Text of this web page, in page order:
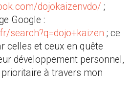
dojokaizenvdo/ ;
Google :
search?q=dojo+kaizen ; ce
celles et ceux en quête
développement personnel,
à travers mon